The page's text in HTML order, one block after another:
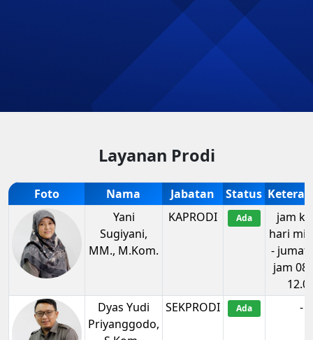
Layanan Prodi
Foto Nama Jabatan Status
Yani
Sugiyani,
MM., M.Kom.
KAPRODI Ada
jam
hari
- jumat
jam
Dyas Yudi
Priyanggodo,
SEKPRODI Ada -